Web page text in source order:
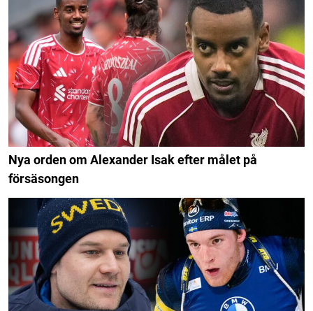
Nya orden om Alexander Isak efter målet på
försäsongen